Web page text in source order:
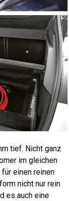
tief. Nicht ganz
im gleichen
einen reinen
nicht nur rein
es auch eine